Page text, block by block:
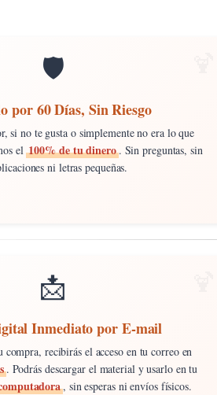
🛡️
por 60 Días, Sin Riesgo
si no te gusta o simplemente no era lo que
el100% de tu dinero. Sin preguntas, sin
ni letras pequeñas.
📩
Inmediato por E‑mail
compra, recibirás el acceso en tu correo en
. Podrás descargar el material y usarlo en tu
, sin esperas ni envíos físicos.